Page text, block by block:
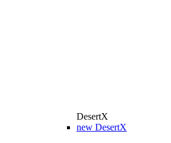
DesertX
new DesertX